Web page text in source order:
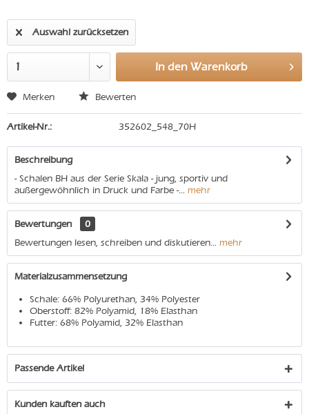
Auswahl zurücksetzen
In den Warenkorb
Merken Bewerten
Artikel-Nr.: 352602_548_70H
Beschreibung
- Schalen BH aus der Serie Skala - jung, sportiv und
außergewöhnlich in Druck und Farbe -... mehr
Bewertungen
0
Bewertungen lesen, schreiben und diskutieren... mehr
Materialzusammensetzung
Schale: 66% Polyurethan, 34% Polyester
Oberstoff: 82% Polyamid, 18% Elasthan
Futter: 68% Polyamid, 32% Elasthan
Passende Artikel
Kunden kauften auch